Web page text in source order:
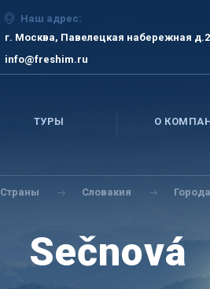
Наш адрес:
г. Москва, Павелецкая набережная
info@freshim.ru
ТУРЫ О
Страны Словакия Города
Sečnová